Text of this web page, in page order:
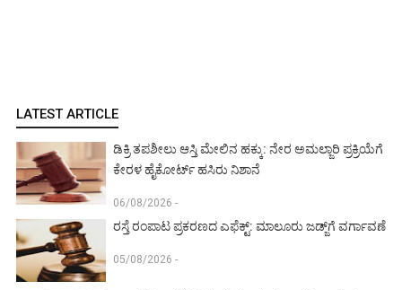
LATEST ARTICLE
ಡಿಕ್ರಿ ತಪಶೀಲು ಆಸ್ತಿ ಮೇಲಿನ ಹಕ್ಕು: ನೇರ ಅಮಲ್ಜಾರಿ ಪ್ರಕ್ರಿಯೆಗೆ
ಕೇರಳ ಹೈಕೋರ್ಟ್ ಹಸಿರು ನಿಶಾನೆ
06/08/2026 -
ರಸ್ತೆ ರಂಪಾಟ ಪ್ರಕರಣದ ಎಫೆಕ್ಟ್‌: ಮಾಲೂರು ಜಡ್ಜ್‌ಗೆ ವರ್ಗಾವಣೆ
05/08/2026 -